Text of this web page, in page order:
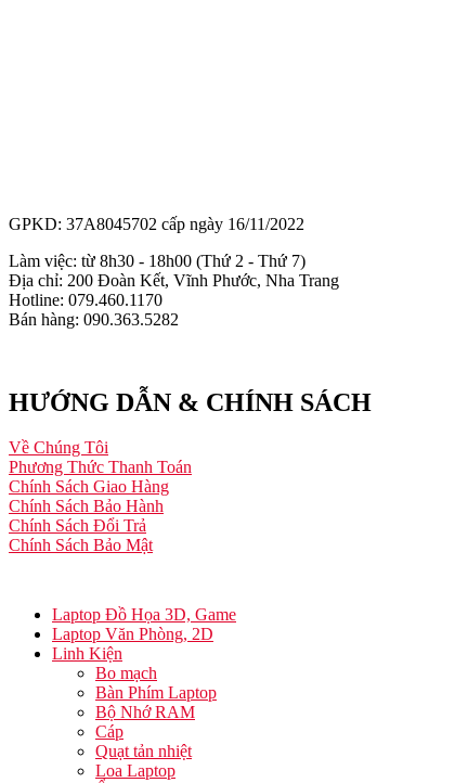
GPKD: 37A8045702 cấp ngày 16/11/2022
Làm việc: từ 8h30 - 18h00 (Thứ 2 - Thứ 7)
Địa chỉ: 200 Đoàn Kết, Vĩnh Phước, Nha Trang
Hotline: 079.460.1170
Bán hàng: 090.363.5282
HƯỚNG DẪN & CHÍNH SÁCH
Về Chúng Tôi
Phương Thức Thanh Toán
Chính Sách Giao Hàng
Chính Sách Bảo Hành
Chính Sách Đổi Trả
Chính Sách Bảo Mật
Laptop Đồ Họa 3D, Game
Laptop Văn Phòng, 2D
Linh Kiện
Bo mạch
Bàn Phím Laptop
Bộ Nhớ RAM
Cáp
Quạt tản nhiệt
Loa Laptop